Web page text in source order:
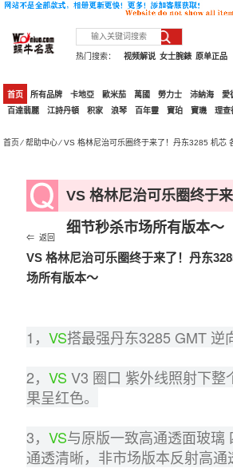
热门搜索： 原单正品
女士腕錶
视频解说
首页 所有品牌 卡地亞 歐米茄 萬國 勞力士 沛納海 愛
百達翡麗
江詩丹頓 积家 浪琴 百年靈 寶珀 寶璣 理查
首页⁄帮助中心⁄ VS 格林尼治可乐圈终于来了！丹东3285 机芯
VS 格林尼治可乐圈终于
细节秒杀市场所有版本～
⇐ 返回
VS 格林尼治可乐圈终于来了！丹东
场所有版本～
1，VS搭最强丹东3285 GMT 逆
2，VS V3 圈口 紫外线照射下整
果呈红色。
3，VS与原版一致高通透面玻璃
通透清晰，非市场版本反射高通